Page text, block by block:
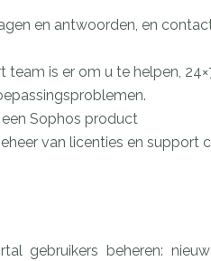
en antwoorden, en
is er om u te helpen,
Sophos product
van licenties en support
gebruikers beheren: